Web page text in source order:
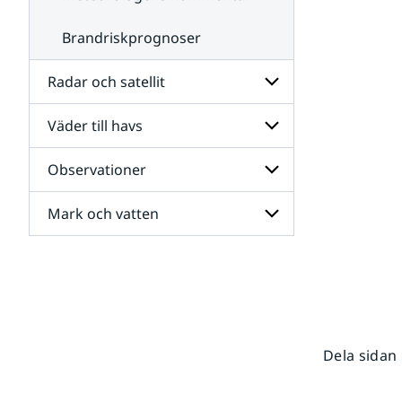
Brandriskprognoser
Radar och satellit
Undersidor
för
Radar
och
satellit
Väder till havs
Undersidor
för
Väder
till
havs
Observationer
Undersidor
för
Mark och vatten
Dela sidan